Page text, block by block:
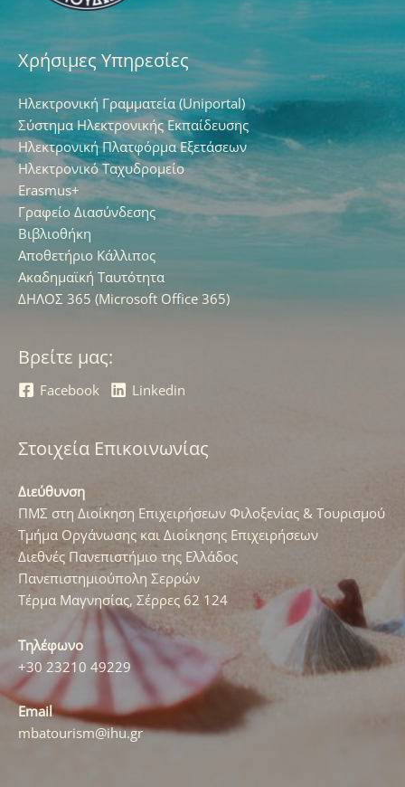
Χρήσιμες Υπηρεσίες
Ηλεκτρονική Γραμματεία (Uniportal)
Σύστημα Ηλεκτρονικής Εκπαίδευσης
Ηλεκτρονική Πλατφόρμα Εξετάσεων
Ηλεκτρονικό Ταχυδρομείο
Erasmus+
Γραφείο Διασύνδεσης
Βιβλιοθήκη
Αποθετήριο Κάλλιπος
Ακαδημαϊκή Ταυτότητα
ΔΗΛΟΣ 365 (Microsoft Office 365)
Βρείτε μας:
Facebook Linkedin
Στοιχεία Επικοινωνίας
Διεύθυνση
ΠΜΣ στη Διοίκηση Επιχειρήσεων Φιλοξενίας & Τουρισμού
Τμήμα Οργάνωσης και Διοίκησης Επιχειρήσεων
Διεθνές Πανεπιστήμιο της Ελλάδος
Πανεπιστημιούπολη Σερρών
Τέρμα Μαγνησίας, Σέρρες 62 124
Τηλέφωνο
+30 23210 49229
Email
mbatourism@ihu.gr